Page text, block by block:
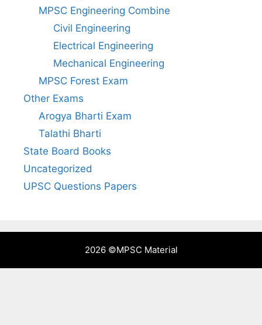
MPSC Engineering Combine
Civil Engineering
Electrical Engineering
Mechanical Engineering
MPSC Forest Exam
Other Exams
Arogya Bharti Exam
Talathi Bharti
State Board Books
Uncategorized
UPSC Questions Papers
2026 ©MPSC Material